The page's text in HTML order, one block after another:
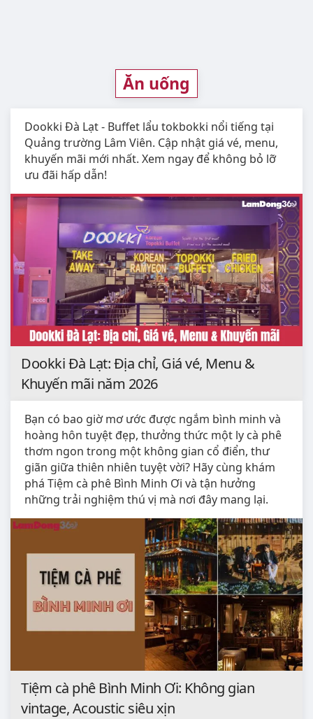
Ăn uống
Dookki Đà Lạt - Buffet lẩu tokbokki nổi tiếng tại
Quảng trường Lâm Viên. Cập nhật giá vé, menu,
khuyến mãi mới nhất. Xem ngay để không bỏ lỡ
ưu đãi hấp dẫn!
Dookki Đà Lạt: Địa chỉ, Giá vé, Menu &
Khuyến mãi năm 2026
​Bạn có bao giờ mơ ước được ngắm bình minh và
hoàng hôn tuyệt đẹp, thưởng thức một ly cà phê
thơm ngon trong một không gian cổ điển, thư
giãn giữa thiên nhiên tuyệt vời? Hãy cùng khám
phá Tiệm cà phê Bình Minh Ơi và tận hưởng
những trải nghiệm thú vị mà nơi đây mang lại.
Tiệm cà phê Bình Minh Ơi: Không gian
vintage, Acoustic siêu xịn